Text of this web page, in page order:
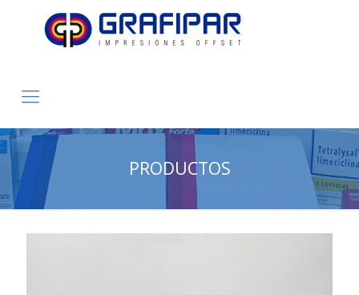
PRODUCTOS